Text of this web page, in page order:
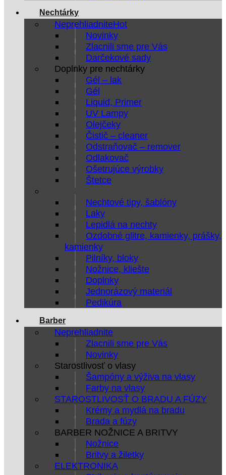
Nechtárky
Neprehliadnite
Novinky
Zlacnili sme pre Vás
Darčekové sady
Doplnky pre nechtárky
Gél – lak
Gél
Liquid, Primer
UV Lampy
Olejčeky
Čistič – cleaner
Odstraňovač – remover
Odlakovač
Ošetrujúce výrobky
Štetce
Nechtové tipy, šablóny
Laky
Lepidlá na nechty
Ozdobné glitre, kamienky, prášky,
kamienky
Pilníky, bloky
Nožnice, kliešte
Doplnky
Jednorázový materiál
Pedikúra
Barber
Neprehliadnite
Zlacnili sme pre Vás
Novinky
Starostlivosť o vlasy
Šampóny a výživa na vlasy
Farby na vlasy
STAROSTLIVOSŤ O BRADU A FÚZY
Krémy a mydlá na bradu
Brada a fúzy
BARBER NOŽNICE A BRITVY
Nožnice
Britvy a žiletky
ELEKTRONIKA